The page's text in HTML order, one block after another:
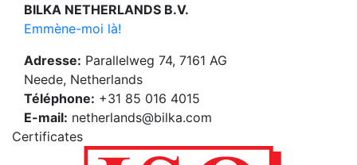
BILKA NETHERLANDS B.V.
Emmène-moi là!
Adresse: Parallelweg 74, 7161 AG
Neede, Netherlands
Téléphone: +31 85 016 4015
E-mail: netherlands@bilka.com
Certificates